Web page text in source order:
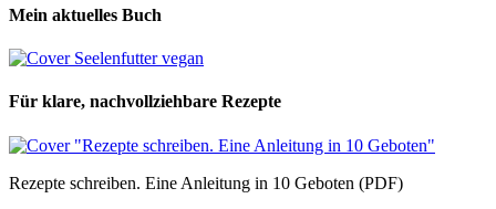
Mein aktuelles Buch
Für klare, nachvollziehbare Rezepte
Rezepte schreiben. Eine Anleitung in 10 Geboten (PDF)